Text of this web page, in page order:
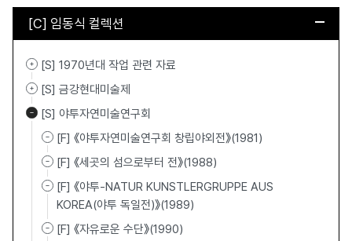
[C] 임동식 컬렉션
[S] 1970년대 작업 관련 자료
[S] 금강현대미술제
[S] 야투자연미술연구회
[F] 《야투자연미술연구회 창립야외전》(1981)
[F] 《세곳의 섬으로부터 전》(1988)
[F] 《야투-NATUR KUNSTLERGRUPPE AUS
KOREA(야투 독일전)》(1989)
[F] 《자유로운 수단》(1990)